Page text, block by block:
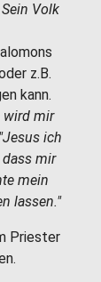
Volk
z.B.
kann.
wird mir
"Jesus ich
mir
mein
lassen."
Priester